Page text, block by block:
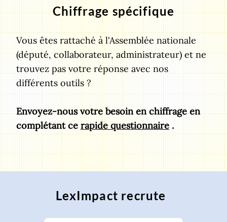
Chiffrage spécifique
Vous êtes rattaché à l'Assemblée nationale
(député, collaborateur, administrateur) et ne
trouvez pas votre réponse avec nos
différents outils ?
Envoyez-nous votre besoin en chiffrage en
complétant cerapide questionnaire.
LexImpact recrute